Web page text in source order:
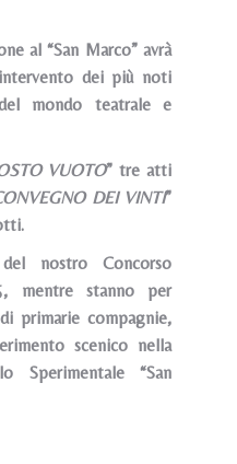
al “San Marco” avrà
dei più noti
mondo teatrale e
VUOTO” tre atti
DEI VINTI”
nostro Concorso
mentre stanno per
primarie compagnie,
scenico nella
Sperimentale “San